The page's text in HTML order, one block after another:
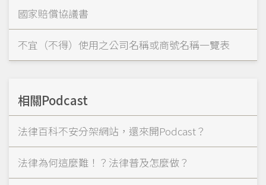
國家賠償協議書
不宜（不得）使用之公司名稱或商號名稱一覽表
相關Podcast
法律百科不安分架網站，還來開Podcast？
法律為何這麼難！？法律普及怎麼做？